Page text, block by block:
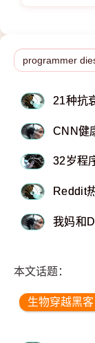
​​​​​​​21种抗
CNN健
32岁程
Reddit
我妈和
本文话题：
生物穿越黑客